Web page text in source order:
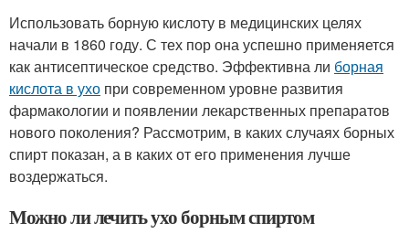
Использовать борную кислоту в медицинских целях
начали в 1860 году. С тех пор она успешно применяется
как антисептическое средство. Эффективна ли борная
кислота в ухо при современном уровне развития
фармакологии и появлении лекарственных препаратов
нового поколения? Рассмотрим, в каких случаях борных
спирт показан, а в каких от его применения лучше
воздержаться.
Можно ли лечить ухо борным спиртом